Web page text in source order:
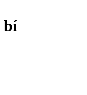
bí